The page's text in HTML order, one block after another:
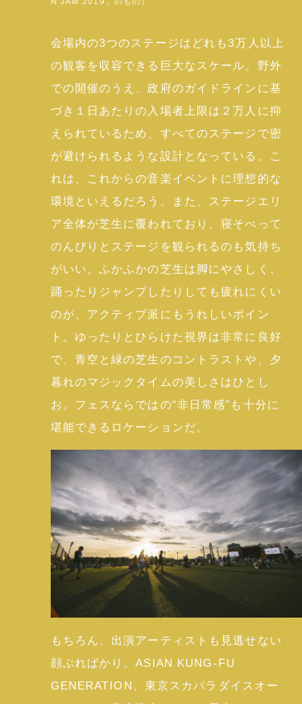
会場内の3つのステージはどれも3万人以上
の観客を収容できる巨大なスケール。野外
での開催のうえ、政府のガイドラインに基
づき１日あたりの入場者上限は２万人に抑
えられているため、すべてのステージで密
が避けられるような設計となっている。こ
れは、これからの音楽イベントに理想的な
環境といえるだろう。また、ステージエリ
ア全体が芝生に覆われており、寝そべって
のんびりとステージを観られるのも気持ち
がいい。ふかふかの芝生は脚にやさしく、
踊ったりジャンプしたりしても疲れにくい
のが、アクティブ派にもうれしいポイン
ト。ゆったりとひらけた視界は非常に良好
で、青空と緑の芝生のコントラストや、夕
暮れのマジックタイムの美しさはひとし
お。フェスならではの“非日常感”も十分に
堪能できるロケーションだ。
もちろん、出演アーティストも見逃せない
顔ぶればかり。ASIAN KUNG-FU
GENERATION、東京スカパラダイスオー